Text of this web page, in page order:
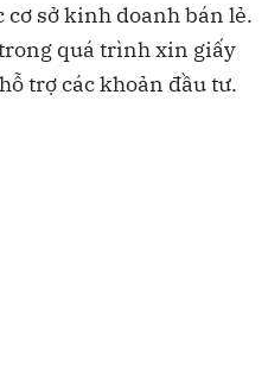
sở kinh doanh bán lẻ.
quá trình xin giấy
trợ các khoản đầu tư.